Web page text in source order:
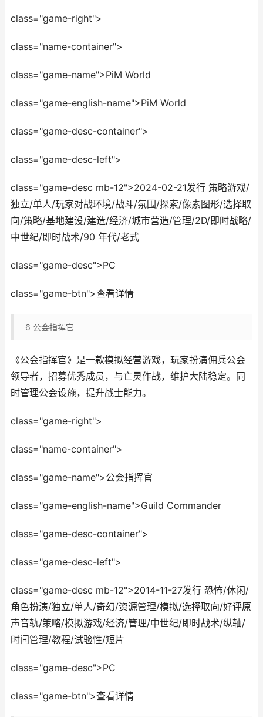
class="game-right">
class="name-container">
class="game-name">PiM World
class="game-english-name">PiM World
class="game-desc-container">
class="game-desc-left">
class="game-desc mb-12">2024-02-21发行 策略游戏/
独立/单人/玩家对战环境/战斗/氛围/探索/像素图形/选择取
向/策略/基地建设/建造/经济/城市营造/管理/2D/即时战略/
中世纪/即时战术/90 年代/老式
class="game-desc">PC
class="game-btn">查看详情
6 公会指挥官
《公会指挥官》是一款模拟经营游戏，玩家扮演佣兵公会
领导者，招募优秀成员，与亡灵作战，维护大陆稳定。同
时管理公会设施，提升战士能力。
class="game-right">
class="name-container">
class="game-name">公会指挥官
class="game-english-name">Guild Commander
class="game-desc-container">
class="game-desc-left">
class="game-desc mb-12">2014-11-27发行 恐怖/休闲/
角色扮演/独立/单人/奇幻/资源管理/模拟/选择取向/好评原
声音轨/策略/模拟游戏/经济/管理/中世纪/即时战术/纵轴/
时间管理/教程/试验性/短片
class="game-desc">PC
class="game-btn">查看详情